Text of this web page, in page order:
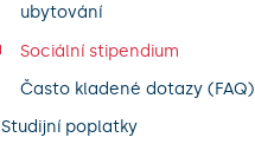
ubytování
Sociální stipendium
Často kladené dotazy (FAQ)
Studijní poplatky